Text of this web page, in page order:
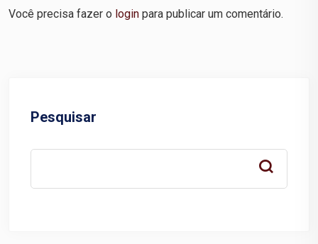
Você precisa fazer o login para publicar um comentário.
Pesquisar